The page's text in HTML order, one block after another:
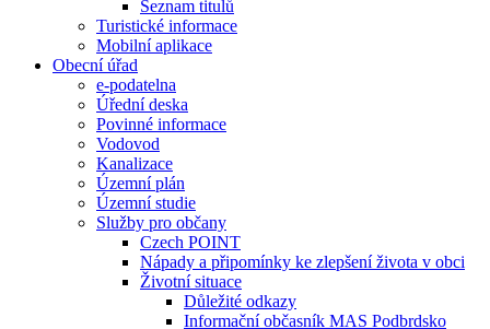
Seznam titulů
Turistické informace
Mobilní aplikace
Obecní úřad
e-podatelna
Úřední deska
Povinné informace
Vodovod
Kanalizace
Územní plán
Územní studie
Služby pro občany
Czech POINT
Nápady a připomínky ke zlepšení života v obci
Životní situace
Důležité odkazy
Informační občasník MAS Podbrdsko